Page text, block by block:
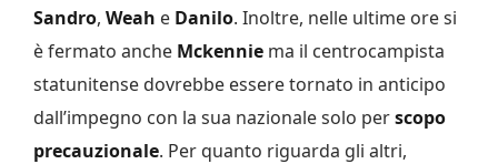
Sandro, Weah e Danilo. Inoltre, nelle ultime ore si
è fermato anche Mckennie ma il centrocampista
statunitense dovrebbe essere tornato in anticipo
dall’impegno con la sua nazionale solo perscopo
precauzionale. Per quanto riguarda gli altri,